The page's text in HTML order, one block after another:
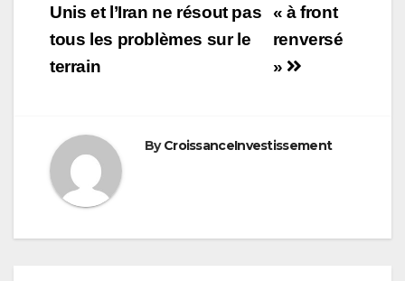
de
l’article
« à front
renversé
»
Unis et l’Iran ne résout pas
tous les problèmes sur le
terrain
ByCroissanceInvestissement